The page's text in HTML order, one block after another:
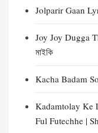
Jolparir Gaan
Joy Joy Dugga
মাইকি
Kacha Badam
Kadamtolay Ke
Ful Futechhe |